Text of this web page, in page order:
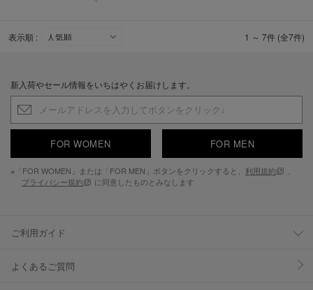
表示順 : 1 ～ 7件 (全7件)
新入荷やセール情報をいちはやくお届けします。
FOR WOMEN FOR MEN
※「FOR WOMEN」または「FOR MEN」ボタンをクリックすると、 利用規約
プライバシー規約
に同意したものとみなします
ご利用ガイド
よくあるご質問